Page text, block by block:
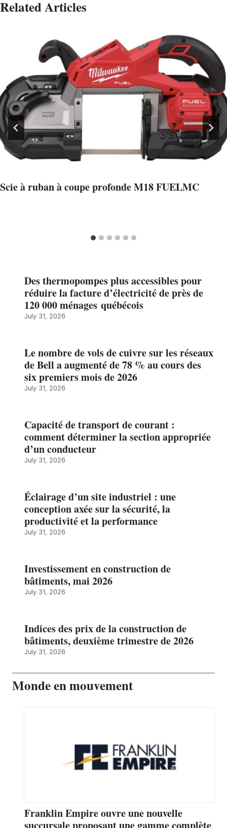
Related Articles
Scie à ruban à coupe profonde M18 FUELMC
Des thermopompes plus accessibles pour
réduire la facture d’électricité de près de
120 000 ménages québécois
July 31, 2026
Le nombre de vols de cuivre sur les réseaux
de Bell a augmenté de 78 % au cours des
six premiers mois de 2026
July 31, 2026
Capacité de transport de courant :
comment déterminer la section appropriée
d’un conducteur
July 31, 2026
Éclairage d’un site industriel : une
conception axée sur la sécurité, la
productivité et la performance
July 31, 2026
Investissement en construction de
bâtiments, mai 2026
July 31, 2026
Indices des prix de la construction de
bâtiments, deuxième trimestre de 2026
July 31, 2026
Monde en mouvement
Franklin Empire ouvre une nouvelle